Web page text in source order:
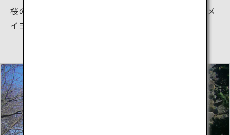
桜の名所としても知られ、春になると城跡の随所にソメ
イヨシノが咲き誇ります。